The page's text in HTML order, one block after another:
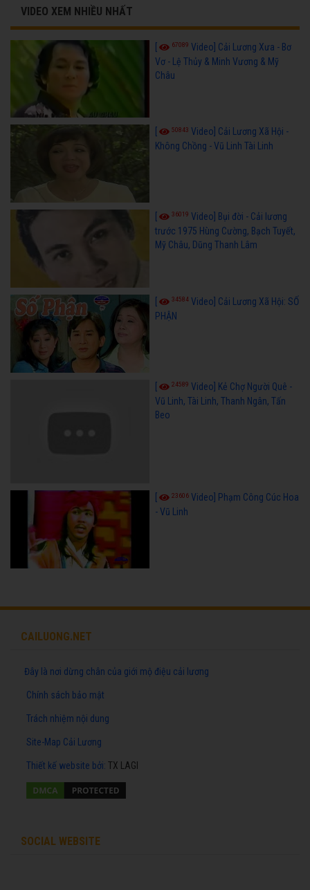
VIDEO XEM NHIỀU NHẤT
[ 67089 Video] Cải Lương Xưa - Bơ
Vơ - Lệ Thủy & Minh Vương & Mỹ
Châu
50843 Video] Cải Lương Xã Hội -
Không Chồng - Vũ Linh Tài Linh
36019 Video] Bụi đời - Cải lương
trước 1975 Hùng Cường, Bạch Tuyết,
Mỹ Châu, Dũng Thanh Lâm
34584 Video] Cải Lương Xã Hội: SỐ
PHẬN
24589 Video] Kẻ Chợ Người Quê -
Vũ Linh, Tài Linh, Thanh Ngân, Tấn
Beo
23606 Video] Phạm Công Cúc Hoa
- Vũ Linh
CAILUONG.NET
Đây là nơi dừng chân của giới mộ điệu cải lương
Chính sách bảo mật
Trách nhiệm nội dung
Site-Map Cải Lương
Thiết kế website bởi: TX LAGI
SOCIAL WEBSITE